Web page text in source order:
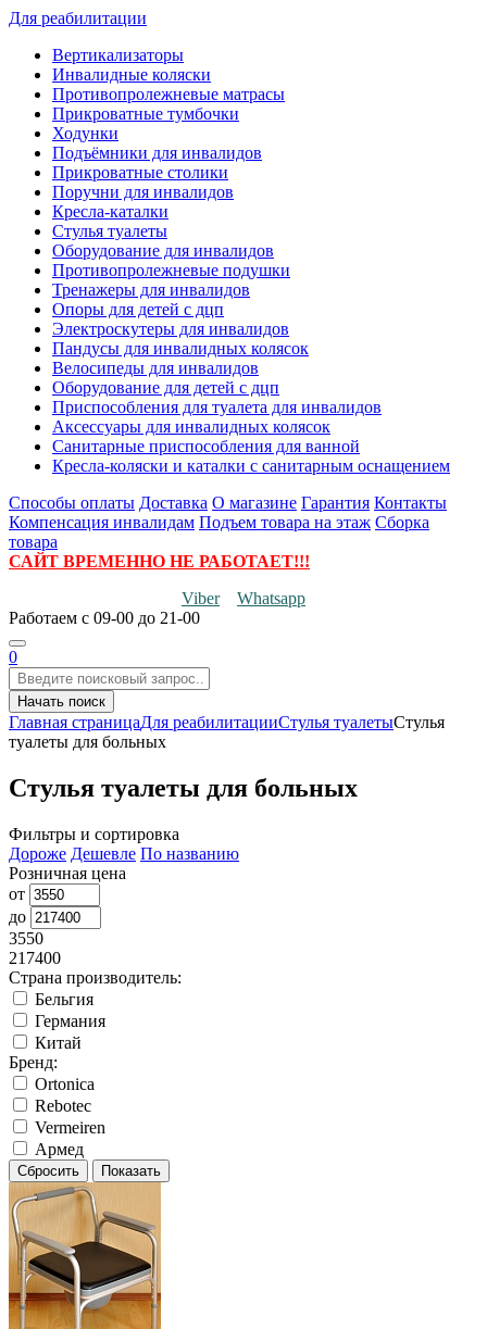
Для реабилитации
Вертикализаторы
Инвалидные коляски
Противопролежневые матрасы
Прикроватные тумбочки
Ходунки
Подъёмники для инвалидов
Прикроватные столики
Поручни для инвалидов
Кресла-каталки
Стулья туалеты
Оборудование для инвалидов
Противопролежневые подушки
Тренажеры для инвалидов
Опоры для детей с дцп
Электроскутеры для инвалидов
Пандусы для инвалидных колясок
Велосипеды для инвалидов
Оборудование для детей с дцп
Приспособления для туалета для инвалидов
Аксессуары для инвалидных колясок
Санитарные приспособления для ванной
Кресла-коляски и каталки с санитарным оснащением
Способы оплаты Доставка О магазине Гарантия Контакты
Компенсация инвалидам Подъем товара на этаж Сборка
товара
САЙТ ВРЕМЕННО НЕ РАБОТАЕТ!!!
Viber
Whatsapp
Работаем с 09-00 до 21-00
0
Начать поиск
Главная страницаДля реабилитацииСтулья туалетыСтулья
туалеты для больных
Стулья туалеты для больных
Фильтры и сортировка
Дороже Дешевле По названию
Розничная цена
от
до
3550
217400
Страна производитель:
Бельгия
Германия
Китай
Бренд:
Ortonica
Rebotec
Vermeiren
Армед